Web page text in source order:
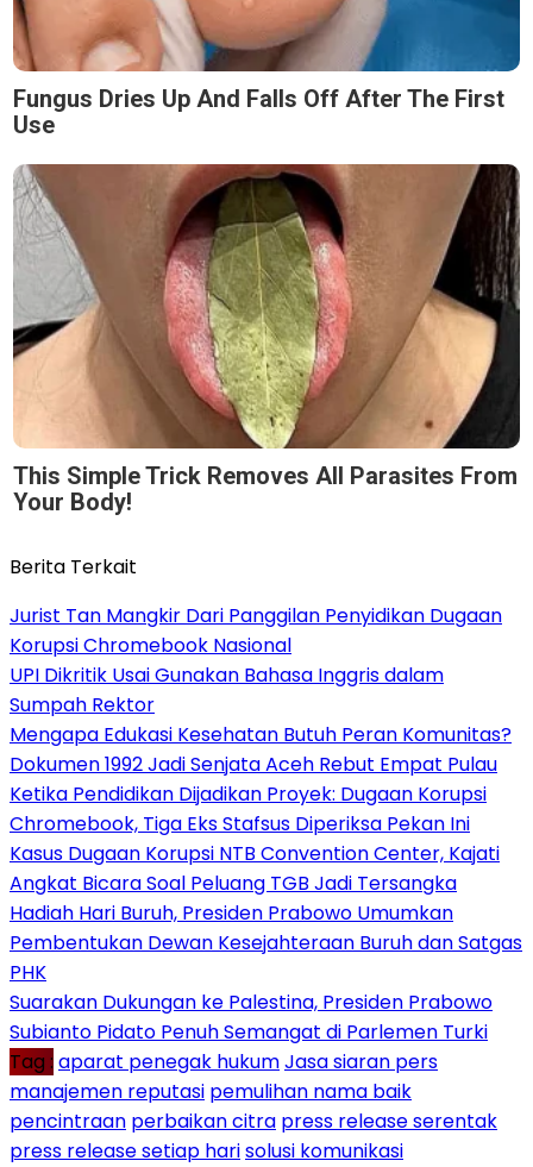
Fungus Dries Up And Falls Off After The First
Use
This Simple Trick Removes All Parasites From
Your Body!
Berita Terkait
Jurist Tan Mangkir Dari Panggilan Penyidikan Dugaan
Korupsi Chromebook Nasional
UPI Dikritik Usai Gunakan Bahasa Inggris dalam
Sumpah Rektor
Mengapa Edukasi Kesehatan Butuh Peran Komunitas?
Dokumen 1992 Jadi Senjata Aceh Rebut Empat Pulau
Ketika Pendidikan Dijadikan Proyek: Dugaan Korupsi
Chromebook, Tiga Eks Stafsus Diperiksa Pekan Ini
Kasus Dugaan Korupsi NTB Convention Center, Kajati
Angkat Bicara Soal Peluang TGB Jadi Tersangka
Hadiah Hari Buruh, Presiden Prabowo Umumkan
Pembentukan Dewan Kesejahteraan Buruh dan Satgas
PHK
Suarakan Dukungan ke Palestina, Presiden Prabowo
Subianto Pidato Penuh Semangat di Parlemen Turki
Tag : aparat penegak hukumJasa siaran pers
manajemen reputasi pemulihan nama baik
pencintraan perbaikan citra press release serentak
press release setiap harisolusi komunikasi